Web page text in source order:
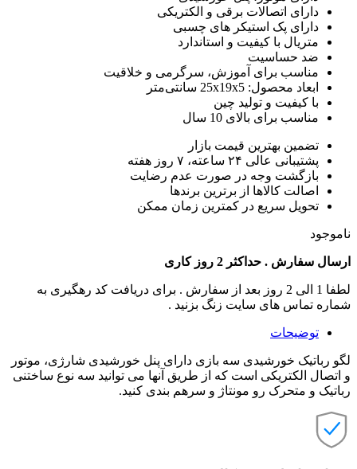
دارای اتصالات برقی و الکتریکی
دارای پک استیکر های چسبی
متریال با کیفیت و استاندارد
ضد حساسیت
مناسب برای آموزش، سرگرمی و خلاقیت
ابعاد محصول: 25x19x5 سانتی‌متر
با کیفیت و تولید چین
مناسب برای بالای 10 سال
تضمین بهترین قیمت بازار
پشتیبانی عالی ۲۴ ساعته، ۷ روز هفته
بازگشت وجه در صورت عدم رضایت
اصالت کالاها از برترین برندها
تحویل سریع در کمترین زمان ممکن
ناموجود
ارسال سفارش . حداکثر 2 روز کاری
لطفا 1 الی 2 روز بعد از سفارش . برای دریافت کد رهگیری به
شماره تماس های سایت زنگ بزنید .
توضیحات
لگو رباتیک خورشیدی سه بازی دارای پنل خورشیدی شارژی، موتور
و اتصال الکتریکی است که از طریق آنها می توانید سه نوع ساختنی
رباتیک و متحرک رو مونتاژ و سرهم بندی کنید.